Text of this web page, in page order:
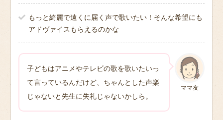
もっと綺麗で遠くに届く声で歌いたい！そんな希望にも
アドヴァイスもらえるのかな
ママ友
子どもはアニメやテレビの歌を歌いたいっ
て言っているんだけど、ちゃんとした声楽
じゃないと先生に失礼じゃないかしら。